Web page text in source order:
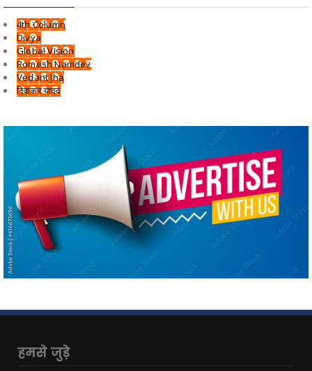
4th Column
Divya
Global Vision
Romesh Namdev
Vedant Jha
दिवाकर यादव
हमसे जुड़े